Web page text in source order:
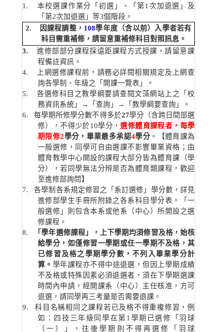
1. 本校選課作業分「初選」、「第1 次加退選」及
「第2次加退選」等3個階段。
2.
因課程調整， 108學年度（含以前）入學者若有
科目需重補修，請留意重補修科目對照訊息。
3.
進修部部分課程採遠距課程方式授課，請留意課
程備註資訊。
4.
上網選修課程前，請務必詳閱相關規定及上網查
詢各學制、年級之「開課一覽表」。
5.
各選修科目之教學綱要請查閱文藻網站上之「校
務資訊系統」
→ 「查詢」 →
「教學綱要查詢」。
6. 每學期所修學分數不得多於27學分（含跨日間部選
修），不得少於10學分，選修體育課程者，每學
期限修2學分，畢業最多承認4學分 。【體育課為
一般選修，同學可自由選課不影響畢業資格；由
體育教學中心開設的課程大部分皆為體育課（學
分），若同學無法分辨是否為體育類課程，歡迎
至進修部詢問】
7.
各學制各系規定修習之「系訂選修」學分數，詳見
進修部學生手冊所附錄之各系科目學分表。「一
般選修」則包含本系或他系（中心）所開設之選
修課程。
8.
「學年選修課程」，上下學期均須修習及格，始核
給學分，如僅修習一學期或任一學期不及格，其
已修習及格之學期學分數，不列入畢業學分計
算。 學年課程亦不得中途退選，但因上學期成績
不及格或特殊因素必須退選者，須在下學期選課
時間內申請，經開課系（中心）主任核准，方可
退選，請同學再三考量是否需要退課。
9.
科目名稱相同之課程若已及格不得重複修習，例
如：四技三年級同學在第 1 學期已選修「羽球
（一）」，往後學期則不得再選修「羽球